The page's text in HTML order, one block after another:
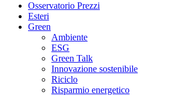
Osservatorio Prezzi
Esteri
Green
Ambiente
ESG
Green Talk
Innovazione sostenibile
Riciclo
Risparmio energetico